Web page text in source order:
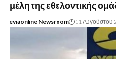
μέλη της εθελοντικής
eviaonline Newsroom 11 Αυγούστου